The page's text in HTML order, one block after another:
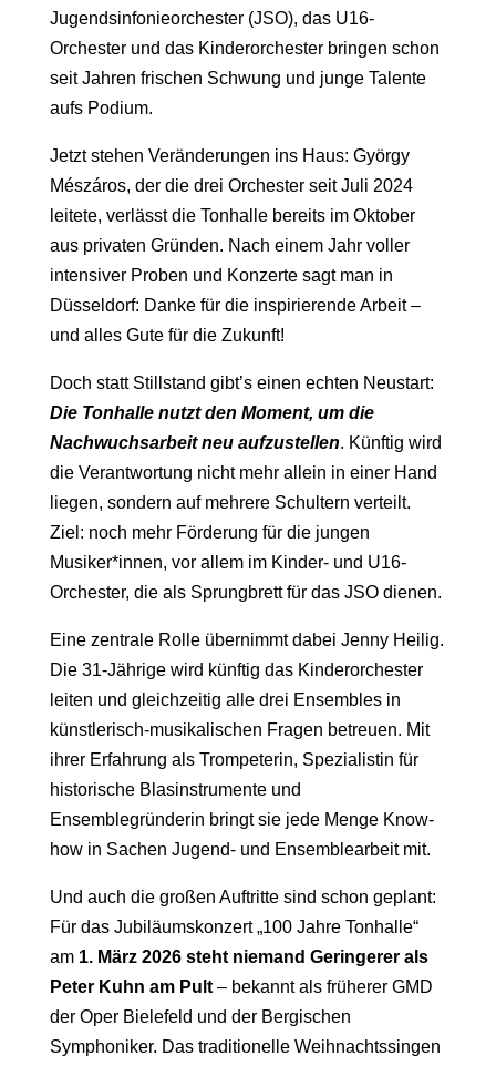
Jugendsinfonieorchester (JSO), das U16-
Orchester und das Kinderorchester bringen schon
seit Jahren frischen Schwung und junge Talente
aufs Podium.
Jetzt stehen Veränderungen ins Haus: György
Mészáros, der die drei Orchester seit Juli 2024
leitete, verlässt die Tonhalle bereits im Oktober
aus privaten Gründen. Nach einem Jahr voller
intensiver Proben und Konzerte sagt man in
Düsseldorf: Danke für die inspirierende Arbeit –
und alles Gute für die Zukunft!
Doch statt Stillstand gibt’s einen echten Neustart:
Die Tonhalle nutzt den Moment, um die
Nachwuchsarbeit neu aufzustellen. Künftig wird
die Verantwortung nicht mehr allein in einer Hand
liegen, sondern auf mehrere Schultern verteilt.
Ziel: noch mehr Förderung für die jungen
Musiker*innen, vor allem im Kinder- und U16-
Orchester, die als Sprungbrett für das JSO dienen.
Eine zentrale Rolle übernimmt dabei Jenny Heilig.
Die 31-Jährige wird künftig das Kinderorchester
leiten und gleichzeitig alle drei Ensembles in
künstlerisch-musikalischen Fragen betreuen. Mit
ihrer Erfahrung als Trompeterin, Spezialistin für
historische Blasinstrumente und
Ensemblegründerin bringt sie jede Menge Know-
how in Sachen Jugend- und Ensemblearbeit mit.
Und auch die großen Auftritte sind schon geplant:
Für das Jubiläumskonzert „100 Jahre Tonhalle“
am 1. März 2026 steht niemand Geringerer als
Peter Kuhn am Pult– bekannt als früherer GMD
der Oper Bielefeld und der Bergischen
Symphoniker. Das traditionelle Weihnachtssingen